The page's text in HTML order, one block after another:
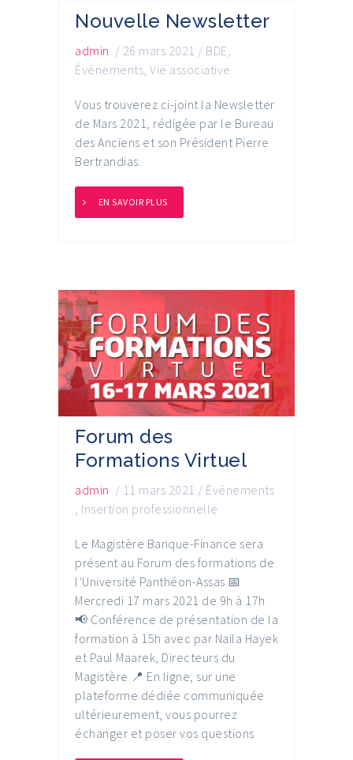
Nouvelle Newsletter
admin / 26 mars 2021 / BDE
Événements Vie associative
Vous trouverez ci-joint la Newsletter
de Mars 2021, rédigée par le Bureau
des Anciens et son Président Pierre
Bertrandias.
EN SAVOIR PLUS
Forum des
Formations Virtuel
admin / 11 mars 2021 / Événements
Insertion professionnelle
Le Magistère Banque-Finance sera
présent au Forum des formations de
l’Université Panthéon-Assas 📅
Mercredi 17 mars 2021 de 9h à 17h
📢 Conférence de présentation de la
formation à 15h avec par Naila Hayek
et Paul Maarek, Directeurs du
Magistère 📍 En ligne, sur une
plateforme dédiée communiquée
ultérieurement, vous pourrez
échanger et poser vos questions